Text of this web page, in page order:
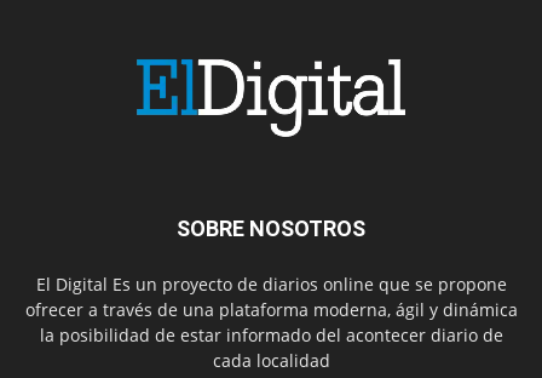
SOBRE NOSOTROS
El Digital Es un proyecto de diarios online que se propone
ofrecer a través de una plataforma moderna, ágil y dinámica
la posibilidad de estar informado del acontecer diario de
cada localidad